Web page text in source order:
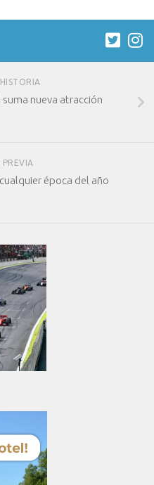
nueva atracción
PREVIA
época del año